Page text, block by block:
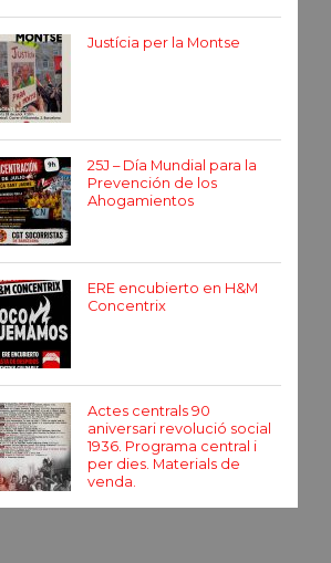
Justícia per la Montse
25J – Día Mundial para la
Prevención de los
Ahogamientos
ERE encubierto en H&M
Concentrix
Actes centrals 90
aniversari revolució social
1936. Programa central i
per dies. Materials de
venda.